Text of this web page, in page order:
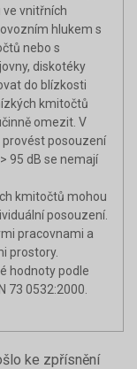
ve vnitřních
hlukem s
nebo s
diskotéky
do blízkosti
kmitočtů
omezit. V
posouzení
> 95 dB se nemají
kmitočtů mohou
posouzení.
pracovnami a
prostory.
hodnoty podle
73 0532:2000.
ke zpřísnění